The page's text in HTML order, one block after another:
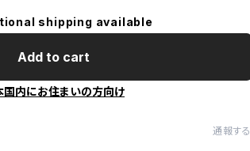
shipping available
Add to cart
国内にお住まいの方向け
通報する